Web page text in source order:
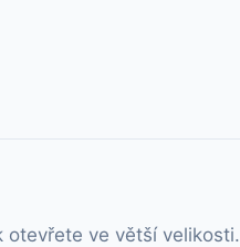
otevřete ve větší velikosti.